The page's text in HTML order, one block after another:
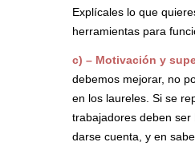
Explícales lo que
herramientas para
c) – Motivación y
debemos mejorar, no
en los laureles. Si se
trabajadores deben ser
darse cuenta, y en